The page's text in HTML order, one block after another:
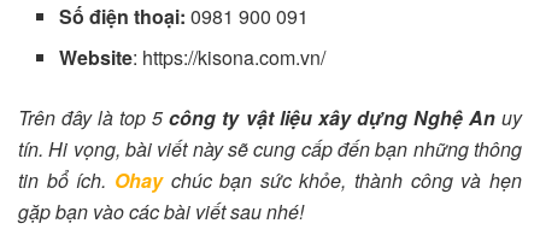
Số điện thoại:0981 900 091
Website: https://kisona.com.vn/
Trên đây là top 5công ty vật liệu xây dựng Nghệ Anuy
tín. Hi vọng, bài viết này sẽ cung cấp đến bạn những thông
tin bổ ích. Ohay chúc bạn sức khỏe, thành công và hẹn
gặp bạn vào các bài viết sau nhé!